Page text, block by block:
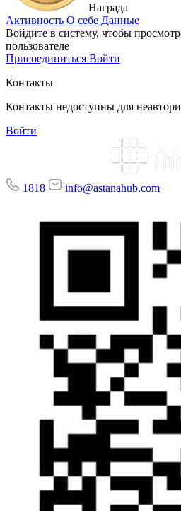
Награда
Активность О себе Данные
Войдите в систему, чтобы
пользователе
Присоединиться Войти
Контакты
Контакты недоступны для
Войти
1818 info@astanahub.com